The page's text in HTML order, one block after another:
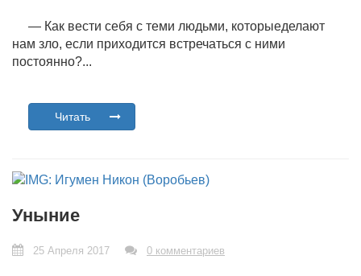
— Как вести себя с теми людьми, которыеделают
нам зло, если приходится встречаться с ними
постоянно?...
Читать
Уныние
25 Апреля 2017 0 комментариев